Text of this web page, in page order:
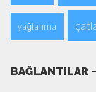
yağlanma
BAĞLANTILAR